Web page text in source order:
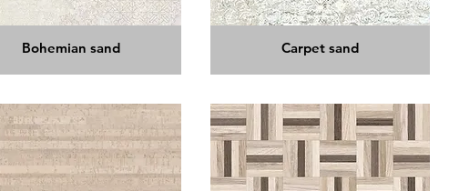
Bohemian sand Carpet sand